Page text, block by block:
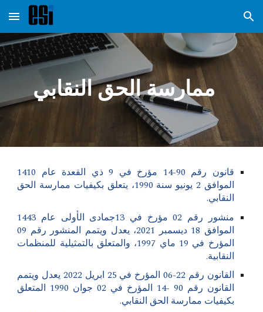
Skip to main content Skip to navigation
ممارسة الحق النقابي
قانون رقم 90-14 مؤرخ في 9 ذي القعدة عام 1410
الموافق 2 يونيو سنة 1990، يتعلق بكيفيات ممارسة الحق
النقابي.
منشور رقم 02 مؤرخ في 13جمادى الأولى عام 1443
الموافق 18 ديسمبر 2021، يعدل ويتمم المنشور رقم 09
المؤرخ في 19 ماي 1997، والمتعلق بالتمثيلية للمنظمات
النقابية.
القانون رقم 22-06 المؤرخ في 25 ابريل 2022 يعدل ويتمم
القانون رقم 90 -14 المؤرخ في 02 جوان 1990 المتعلق
بكيفيات ممارسة الحق النقابي.